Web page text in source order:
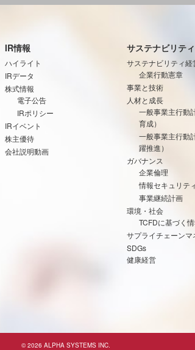
IR情報
ハイライト
IRデータ
株式情報
電子公告
IRポリシー
IRイベント
株主優待
会社説明動画
サステナビリティ
サステナビリティ経
企業行動憲章
事業と技術
人材と成長
一般事業主行動
育成）
一般事業主行動
躍推進）
ガバナンス
企業倫理
情報セキュリテ
事業継続計画
環境・社会
TCFDに基づく
サプライチェーンマ
SDGs
健康経営
© 2026 ALPHA SYSTEMS INC.